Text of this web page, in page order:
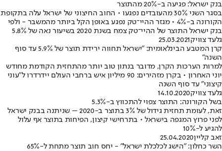
בנק ישראל: פגיעה ב-20% מהתוצר
בסגר השני 30% מהעובדים נפגעו • החוב החיצוני של ישראל עלה בתקופת
הקורונה ב-4% • מגזר ההיי־טק נפגע באופן הקל ביותר מהמשבר - ולפי
בנק ישראל התוצר של ההיי־טק צמח בשנת 2020 בשיעור נאה של 5.8%
גלעד צוויק25.03.2021
קרן המטבע הבינלאומית: "ישראל תחווה ירידת תוצר של 5.9% עד סוף
השנה"
למרות הערכות הקרן, מדובר בנתון טוב יותר מהתחזית הקודמת מחודש
יוני האחרון • בקרן מזהירים: 90 מיליון איש ברחבי העולם יידרדרו ל"עוני
קיצוני" עד סוף השנה
גלעד צוויק14.10.2020
בשל הקורונה: התוצר צפוי להתכווץ ב-5.3%
זאת, לעומת תחזית גידול של 3% בתוצר ב-2020 – שניתנה בבנק ישראל
לפני פרוץ המגפה בישראל • בתרחישי קיצון, הפיחות בתוצר אף עלול
להגיע ל-10%
זאב קליין25.04.2020
השר כחלון: "הישג לכלכלת ישראל" - יחס חוב תוצר מתחת ל-65%